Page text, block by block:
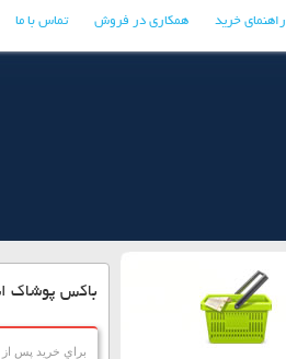
راهنمای خرید همکاری در فروش تماس با ما
باکس پوشاک
براي خريد پس